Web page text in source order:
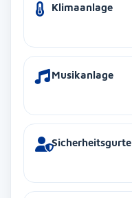
Klimaanlage
Musikanlage
Sicherheitsgurte